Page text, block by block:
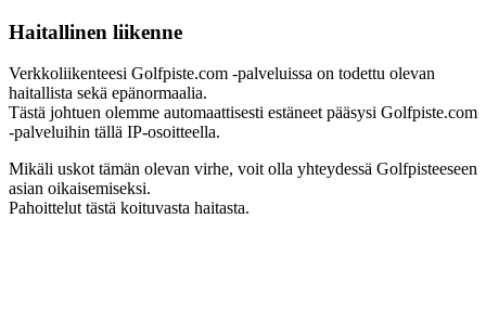
Haitallinen liikenne
Verkkoliikenteesi Golfpiste.com -palveluissa on todettu olevan
haitallista sekä epänormaalia.
Tästä johtuen olemme automaattisesti estäneet pääsysi Golfpiste.com
-palveluihin tällä IP-osoitteella.
Mikäli uskot tämän olevan virhe, voit olla yhteydessä Golfpisteeseen
asian oikaisemiseksi.
Pahoittelut tästä koituvasta haitasta.